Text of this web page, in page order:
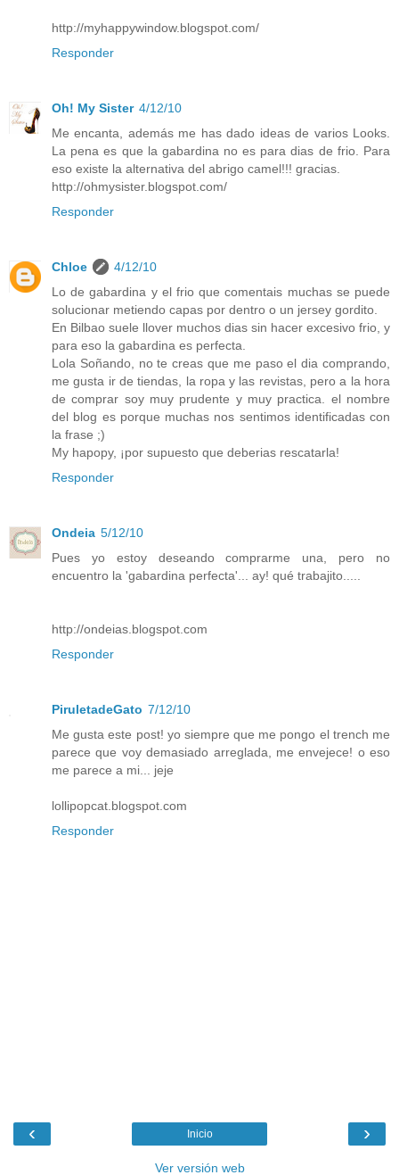
http://myhappywindow.blogspot.com/
Responder
Oh! My Sister 4/12/10
Me encanta, además me has dado ideas de varios Looks.
La pena es que la gabardina no es para dias de frio. Para
eso existe la alternativa del abrigo camel!!! gracias.
http://ohmysister.blogspot.com/
Responder
Chloe
4/12/10
Lo de gabardina y el frio que comentais muchas se puede
solucionar metiendo capas por dentro o un jersey gordito.
En Bilbao suele llover muchos dias sin hacer excesivo frio, y
para eso la gabardina es perfecta.
Lola Soñando, no te creas que me paso el dia comprando,
me gusta ir de tiendas, la ropa y las revistas, pero a la hora
de comprar soy muy prudente y muy practica. el nombre
del blog es porque muchas nos sentimos identificadas con
la frase ;)
My hapopy, ¡por supuesto que deberias rescatarla!
Responder
Ondeia 5/12/10
Pues yo estoy deseando comprarme una, pero no
encuentro la 'gabardina perfecta'... ay! qué trabajito.....
http://ondeias.blogspot.com
Responder
PiruletadeGato 7/12/10
Me gusta este post! yo siempre que me pongo el trench me
parece que voy demasiado arreglada, me envejece! o eso
me parece a mi... jeje
lollipopcat.blogspot.com
Responder
‹ ›
Inicio
Ver versión web